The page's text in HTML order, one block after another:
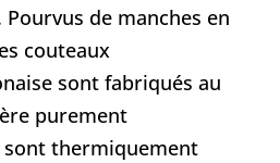
de manches en
couteaux
sont fabriqués au
purement
thermiquement